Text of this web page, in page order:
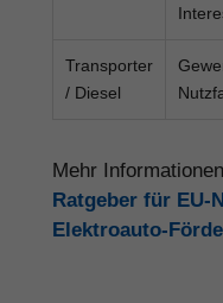
Transporter
/ Diesel
Mehr
Ratgeber für EU-
Elektroauto-